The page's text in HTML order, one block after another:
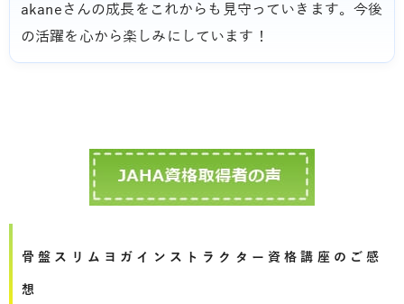
akaneさんの成長をこれからも見守っていきます。今後
の活躍を心から楽しみにしています！
骨盤スリムヨガインストラクター資格講座のご感
想